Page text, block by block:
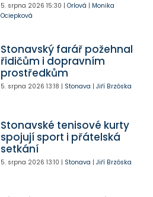
5. srpna 2026 15:30 | Orlová | Monika
Ociepková
Stonavský farář požehnal
řidičům i dopravním
prostředkům
5. srpna 2026 13:18 | Stonava | Jiří Brzóska
Stonavské tenisové kurty
spojují sport i přátelská
setkání
5. srpna 2026 13:10 | Stonava | Jiří Brzóska